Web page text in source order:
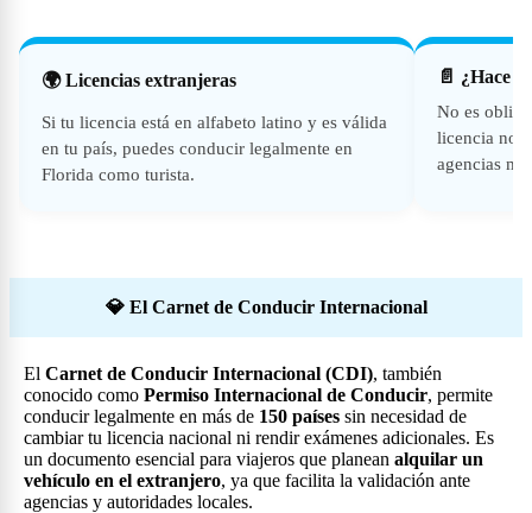
🌍 Licencias extranjeras
Si tu licencia está en alfabeto latino y es válida
en tu país, puedes conducir legalmente en
Florida como turista.
📄 ¿Hace
No es
licencia no
agencias
💎 El Carnet de Conducir Internacional
El Carnet de Conducir Internacional (CDI), también
conocido como Permiso Internacional de Conducir, permite
conducir legalmente en más de 150 países sin necesidad de
cambiar tu licencia nacional ni rendir exámenes adicionales. Es
un documento esencial para viajeros que planean alquilar un
vehículo en el extranjero, ya que facilita la validación ante
agencias y autoridades locales.